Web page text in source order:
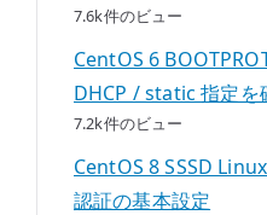
7.6k件のビュー
CentOS 6
DHCP / static 指定を
7.2k件のビュー
CentOS 8 SSSD
認証の基本設定